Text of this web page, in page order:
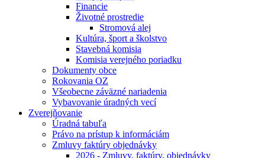
Financie
Životné prostredie
Stromová alej
Kultúra, šport a školstvo
Stavebná komisia
Komisia verejného poriadku
Dokumenty obce
Rokovania OZ
Všeobecne záväzné nariadenia
Vybavovanie úradných vecí
Zverejňovanie
Úradná tabuľa
Právo na prístup k informáciám
Zmluvy faktúry objednávky
2026 - Zmluvy, faktúry, objednávky